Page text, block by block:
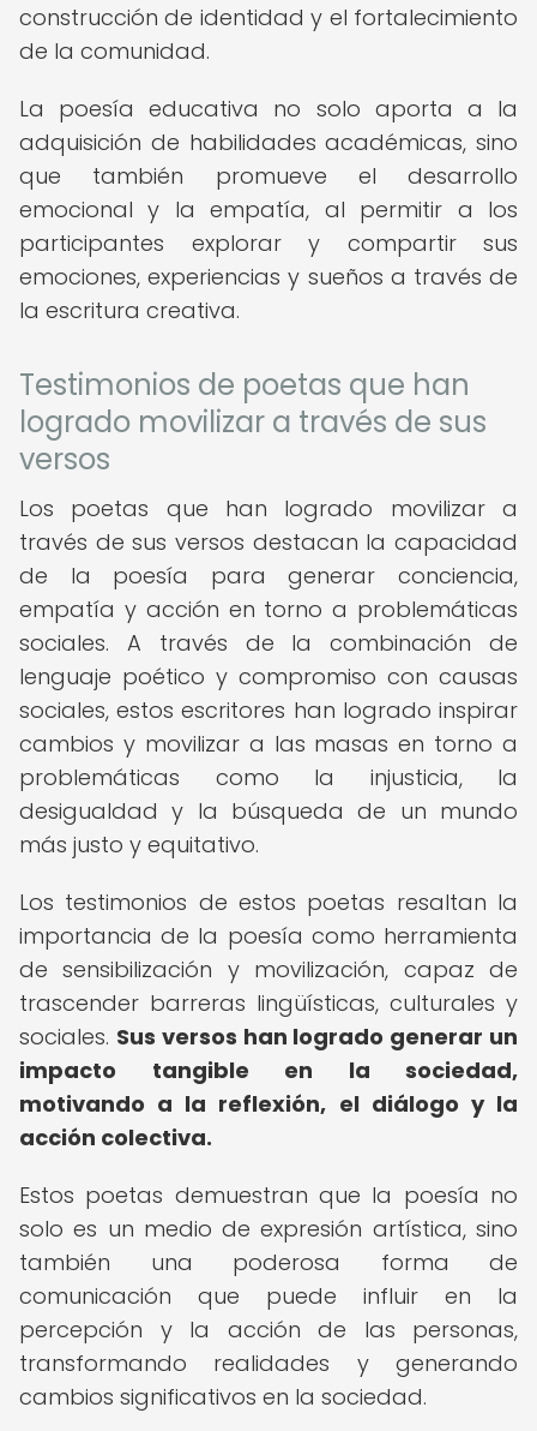
construcción de identidad y el fortalecimiento
de la comunidad.
La poesía educativa no solo aporta a la
adquisición de habilidades académicas, sino
que también promueve el desarrollo
emocional y la empatía, al permitir a los
participantes explorar y compartir sus
emociones, experiencias y sueños a través de
la escritura creativa.
Testimonios de poetas que han
logrado movilizar a través de sus
versos
Los poetas que han logrado movilizar a
través de sus versos destacan la capacidad
de la poesía para generar conciencia,
empatía y acción en torno a problemáticas
sociales. A través de la combinación de
lenguaje poético y compromiso con causas
sociales, estos escritores han logrado inspirar
cambios y movilizar a las masas en torno a
problemáticas como la injusticia, la
desigualdad y la búsqueda de un mundo
más justo y equitativo.
Los testimonios de estos poetas resaltan la
importancia de la poesía como herramienta
de sensibilización y movilización, capaz de
trascender barreras lingüísticas, culturales y
sociales. Sus versos han logrado generar un
impacto tangible en la sociedad,
motivando a la reflexión, el diálogo y la
acción colectiva.
Estos poetas demuestran que la poesía no
solo es un medio de expresión artística, sino
también una poderosa forma de
comunicación que puede influir en la
percepción y la acción de las personas,
transformando realidades y generando
cambios significativos en la sociedad.